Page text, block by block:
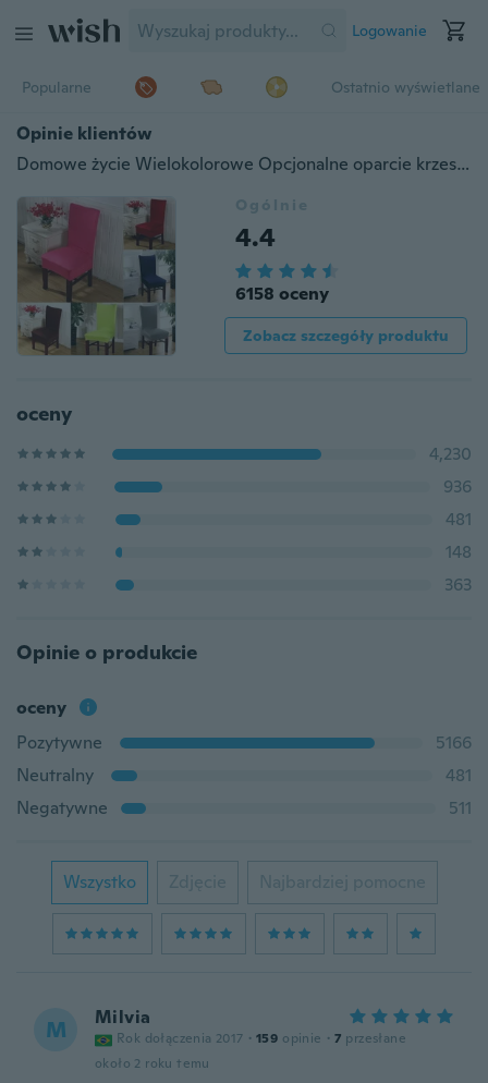
Logowanie
Popularne Ostatnio wyświetlane
Opinie klientów
Domowe życie Wielokolorowe Opcjonalne oparcie krzesła Zestaw hotelowego pokrowca na krzesło Jadalnia Krzesło przeciwporostowe
Ogólnie
4.4
6158 oceny
Zobacz szczegóły produktu
oceny
4,230
936
481
148
363
Opinie o produkcie
oceny
Pozytywne
5166
Neutralny
481
Negatywne
511
Wszystko Zdjęcie Najbardziej pomocne
M Milvia
Rok dołączenia 2017 · 159 opinie · 7 przesłane
około 2 roku temu